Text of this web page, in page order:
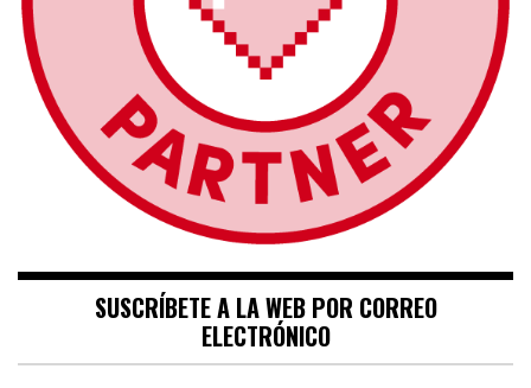
SUSCRÍBETE A LA WEB POR CORREO
ELECTRÓNICO